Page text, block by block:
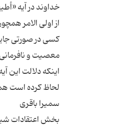
خداوند در آیه
از اولی الامر
کسی در صورتی
معصیت و
اینکه دلالت این